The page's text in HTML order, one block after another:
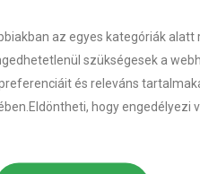
az egyes kategóriák
szükségesek a
és releváns
hogy engedélyezi